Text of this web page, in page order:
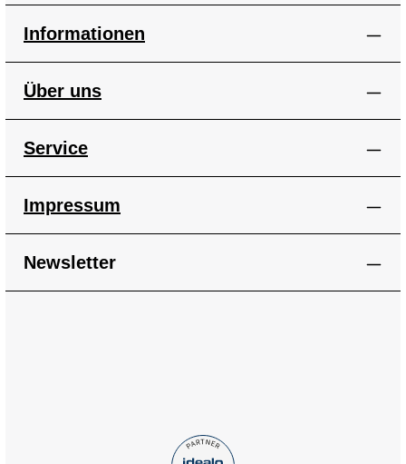
Informationen
Über uns
Service
Impressum
Newsletter